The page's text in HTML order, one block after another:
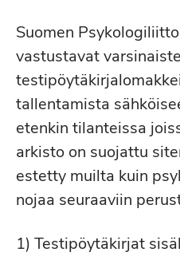
Suomen
vastustavat
tallentamista
etenkin tilanteissa
arkisto on suojattu
estetty muilta kuin
nojaa seuraaviin
1) Testipöytäkirjat